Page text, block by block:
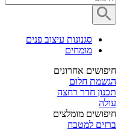
סגנונות עיצוב פנים
מומחים
חיפושים אחרונים
הגשמת חלום
תכנון חדר רחצה
עולה
חיפושים מומלצים
ברזים למטבח